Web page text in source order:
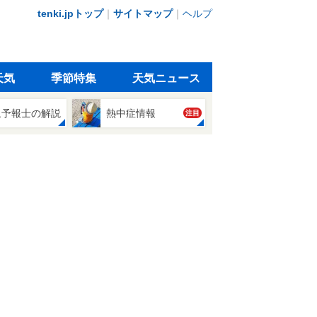
tenki.jpトップ｜ サイトマップ｜ ヘルプ
気 季節特集 天気ニュース
報士の解説 熱中症情報 注目